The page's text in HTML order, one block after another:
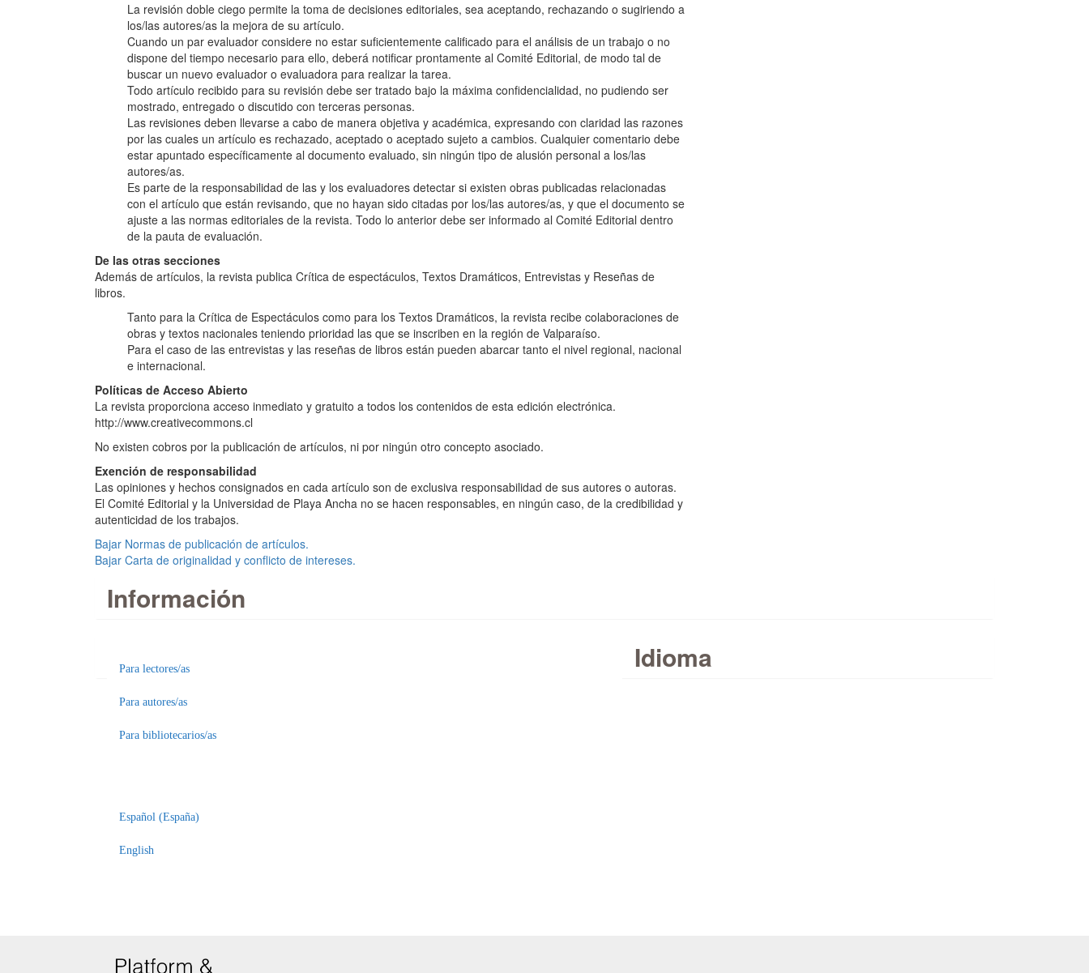
La revisión doble ciego permite la toma de decisiones editoriales, sea aceptando, rechazando o sugiriendo a
los/las autores/as la mejora de su artículo.
Cuando un par evaluador considere no estar suficientemente calificado para el análisis de un trabajo o no
dispone del tiempo necesario para ello, deberá notificar prontamente al Comité Editorial, de modo tal de
buscar un nuevo evaluador o evaluadora para realizar la tarea.
Todo artículo recibido para su revisión debe ser tratado bajo la máxima confidencialidad, no pudiendo ser
mostrado, entregado o discutido con terceras personas.
Las revisiones deben llevarse a cabo de manera objetiva y académica, expresando con claridad las razones
por las cuales un artículo es rechazado, aceptado o aceptado sujeto a cambios. Cualquier comentario debe
estar apuntado específicamente al documento evaluado, sin ningún tipo de alusión personal a los/las
autores/as.
Es parte de la responsabilidad de las y los evaluadores detectar si existen obras publicadas relacionadas
con el artículo que están revisando, que no hayan sido citadas por los/las autores/as, y que el documento se
ajuste a las normas editoriales de la revista. Todo lo anterior debe ser informado al Comité Editorial dentro
de la pauta de evaluación.
De las otras secciones
Además de artículos, la revista publica Crítica de espectáculos, Textos Dramáticos, Entrevistas y Reseñas de
libros.
Tanto para la Crítica de Espectáculos como para los Textos Dramáticos, la revista recibe colaboraciones de
obras y textos nacionales teniendo prioridad las que se inscriben en la región de Valparaíso.
Para el caso de las entrevistas y las reseñas de libros están pueden abarcar tanto el nivel regional, nacional
e internacional.
Políticas de Acceso Abierto
La revista proporciona acceso inmediato y gratuito a todos los contenidos de esta edición electrónica.
http://www.creativecommons.cl
No existen cobros por la publicación de artículos, ni por ningún otro concepto asociado.
Exención de responsabilidad
Las opiniones y hechos consignados en cada artículo son de exclusiva responsabilidad de sus autores o autoras.
El Comité Editorial y la Universidad de Playa Ancha no se hacen responsables, en ningún caso, de la credibilidad y
autenticidad de los trabajos.
Bajar Normas de publicación de artículos.
Bajar Carta de originalidad y conflicto de intereses.
Información
Para lectores/as
Para autores/as
Para bibliotecarios/as
Idioma
Español (España)
English